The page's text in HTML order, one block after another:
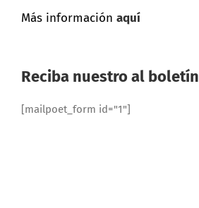
Más información aquí
Reciba nuestro al boletín
[mailpoet_form id="1"]